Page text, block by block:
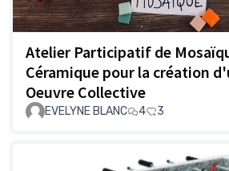
Atelier Participatif de
Céramique pour la création
Oeuvre Collective
EVELYNE BLANC 4 3